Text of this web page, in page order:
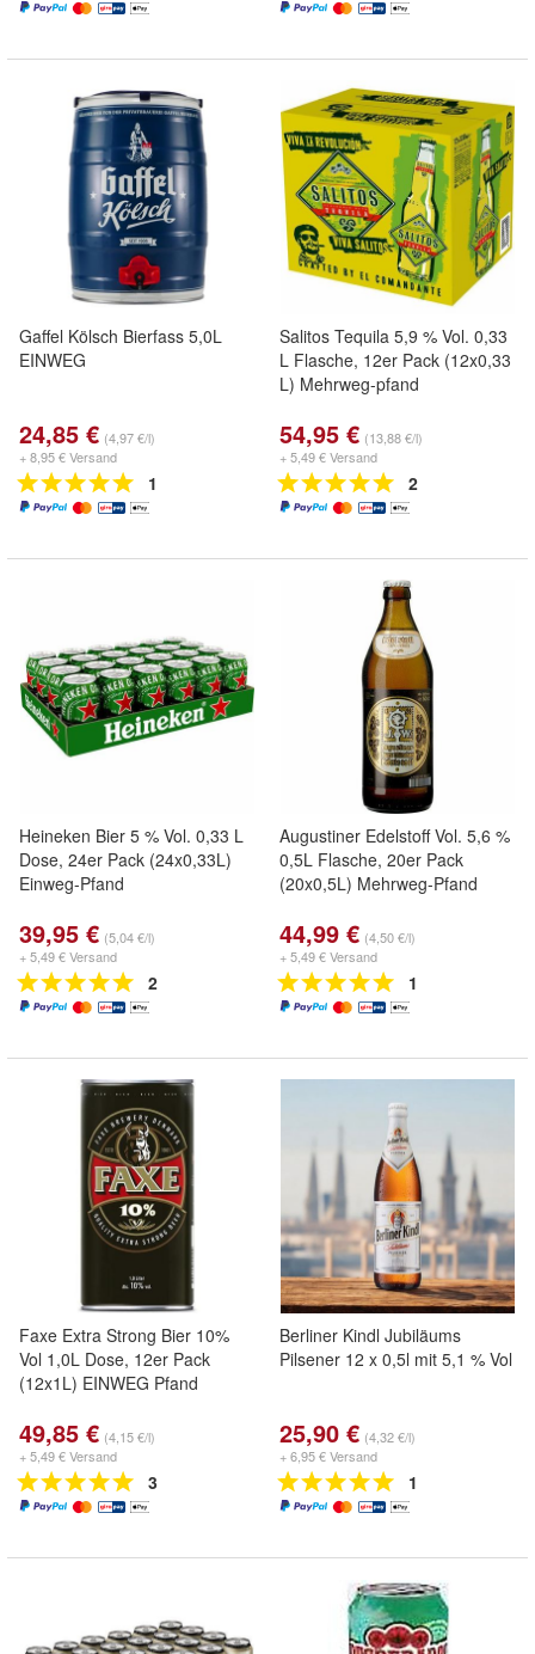
Gaffel Kölsch Bierfass 5,0L
EINWEG
24,85 € (4,97 €/l)
+ 8,95 € Versand
1
Salitos Tequila 5,9 % Vol. 0,33
L Flasche, 12er Pack (12x0,33
L) Mehrweg-pfand
54,95 € (13,88 €/l)
+ 5,49 € Versand
2
Heineken Bier 5 % Vol. 0,33 L
Dose, 24er Pack (24x0,33L)
Einweg-Pfand
39,95 € (5,04 €/l)
+ 5,49 € Versand
2
Augustiner Edelstoff Vol. 5,6 %
0,5L Flasche, 20er Pack
(20x0,5L) Mehrweg-Pfand
44,99 € (4,50 €/l)
+ 5,49 € Versand
1
Faxe Extra Strong Bier 10%
Vol 1,0L Dose, 12er Pack
(12x1L) EINWEG Pfand
49,85 € (4,15 €/l)
+ 5,49 € Versand
3
Berliner Kindl Jubiläums
Pilsener 12 x 0,5l mit 5,1 % Vol
25,90 € (4,32 €/l)
+ 6,95 € Versand
1